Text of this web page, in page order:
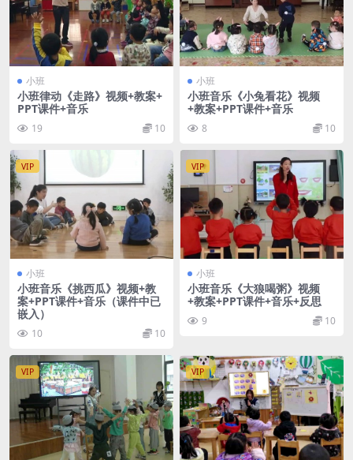
小班
小班律动《走路》视频+教案+
PPT课件+音乐
19 10
小班
小班音乐《小兔看花》视频
+教案+PPT课件+音乐
8 10
VIP
小班
小班音乐《挑西瓜》视频+教
案+PPT课件+音乐（课件中已
嵌入）
10 10
VIP
小班
小班音乐《大狼喝粥》视频
+教案+PPT课件+音乐+反思
9 10
VIP VIP